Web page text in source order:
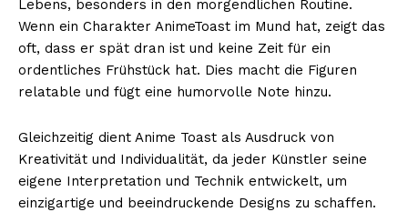
Lebens, besonders in den morgendlichen Routine.
Wenn ein Charakter AnimeToast im Mund hat, zeigt das
oft, dass er spät dran ist und keine Zeit für ein
ordentliches Frühstück hat. Dies macht die Figuren
relatable und fügt eine humorvolle Note hinzu.
Gleichzeitig dient Anime Toast als Ausdruck von
Kreativität und Individualität, da jeder Künstler seine
eigene Interpretation und Technik entwickelt, um
einzigartige und beeindruckende Designs zu schaffen.